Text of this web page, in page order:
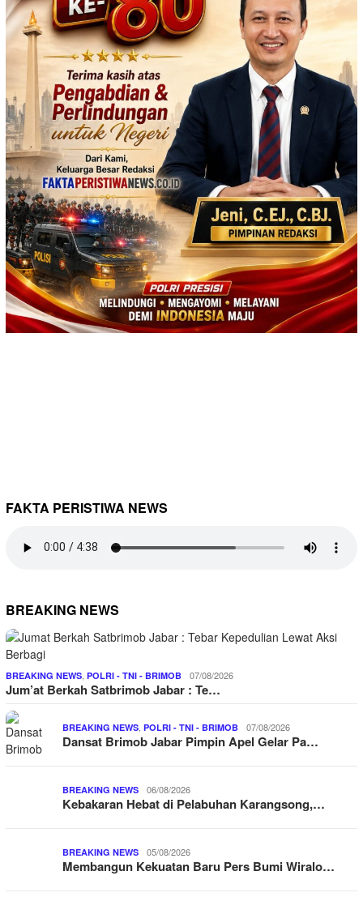
FAKTA PERISTIWA NEWS
BREAKING NEWS
BREAKING NEWS POLRI - TNI - BRIMOB 07/08/2026
Jum’at Berkah Satbrimob Jabar : Te…
BREAKING NEWS POLRI - TNI - BRIMOB 07/08/2026
Dansat Brimob Jabar Pimpin Apel Gelar Pa…
BREAKING NEWS 06/08/2026
Kebakaran Hebat di Pelabuhan Karangsong,…
BREAKING NEWS 05/08/2026
Membangun Kekuatan Baru Pers Bumi Wiralo…